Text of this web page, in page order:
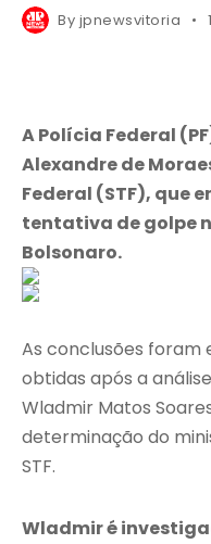
By jpnewsvitoria
A Polícia Federal
Alexandre de
Federal (STF), que
tentativa de golpe
Bolsonaro.
As conclusões foram
obtidas após a
Wladmir Matos
determinação do
STF.
Wladmir é